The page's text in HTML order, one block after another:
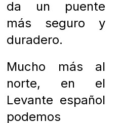
da un puente
más seguro y
duradero.
Mucho más al
norte, en el
Levante español
podemos